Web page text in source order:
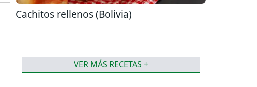
Cachitos rellenos (Bolivia)
VER MÁS RECETAS +